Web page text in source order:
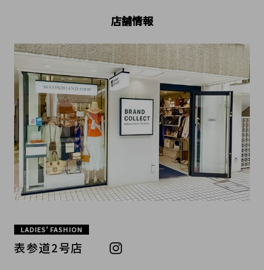
店舗情報
LADIES’ FASHION
表参道2号店